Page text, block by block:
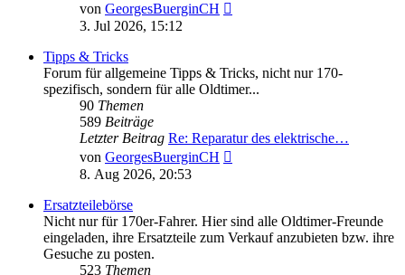
von GeorgesBuerginCH
3. Jul 2026, 15:12
Tipps & Tricks
Forum für allgemeine Tipps & Tricks, nicht nur 170-
spezifisch, sondern für alle Oldtimer...
90 Themen
589 Beiträge
Letzter Beitrag Re: Reparatur des elektrische…
von GeorgesBuerginCH
8. Aug 2026, 20:53
Ersatzteilebörse
Nicht nur für 170er-Fahrer. Hier sind alle Oldtimer-Freunde
eingeladen, ihre Ersatzteile zum Verkauf anzubieten bzw. ihre
Gesuche zu posten.
523 Themen